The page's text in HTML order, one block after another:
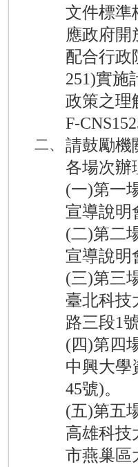
文件標準
應政府
配合行政
251)實施
政策之理
F-
二、
請鼓勵機
各場次辦
(一)第一
宣導說明
(二)第二
宣導說明
(三)第三
臺北科技
路三段1
(四)第四
中興大學
45號)。
(五)第五
高雄科技
市燕巢區